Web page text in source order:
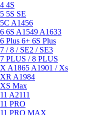
4S
5S SE
A1456
6S A1549 A1633
Plus 6+ 6S Plus
/ 8 / SE2 / SE3
PLUS / 8 PLUS
A1865 A1901 / Xs
A1984
Max
A2111
PRO
PRO MAX